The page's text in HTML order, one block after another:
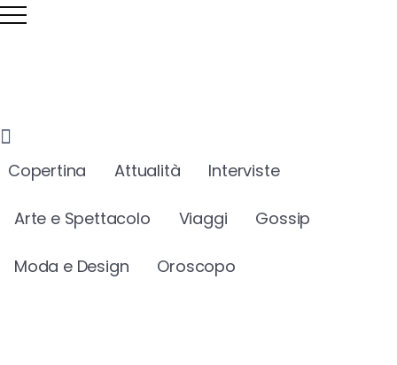
Copertina Attualità Interviste
Arte e Spettacolo Viaggi Gossip
Moda e Design Oroscopo